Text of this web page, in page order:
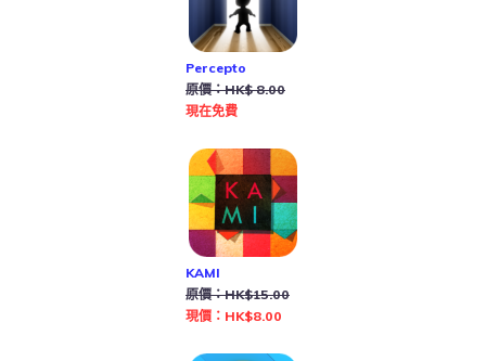
Percepto
原價：HK$ 8.00
現在免費
KAMI
原價：HK$15.00
現價：HK$8.00